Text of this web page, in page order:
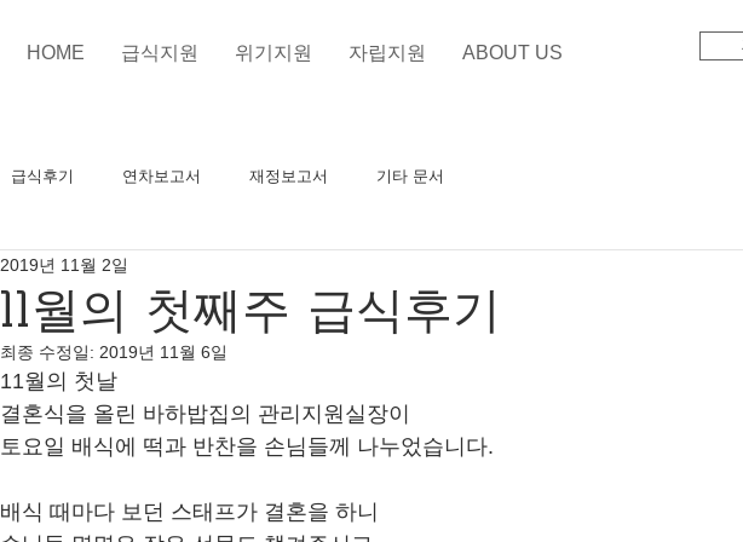
HOME 급식지원 위기지원 자립지원 ABOUT US
급식후기 연차보고서 재정보고서 기타 문서
11월의 첫째주 급식후기
2019년 11월 2일
최종 수정일: 2019년 11월 6일
11월의 첫날
결혼식을 올린 바하밥집의 관리지원실장이
토요일 배식에 떡과 반찬을 손님들께 나누었습니다.
배식 때마다 보던 스태프가 결혼을 하니